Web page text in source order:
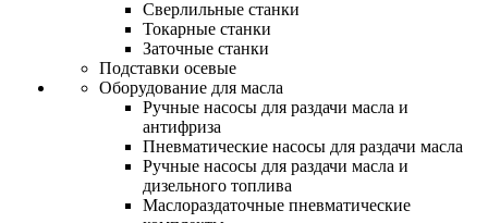
Сверлильные станки
Токарные станки
Заточные станки
Подставки осевые
Оборудование для масла
Ручные насосы для раздачи масла и
антифриза
Пневматические насосы для раздачи масла
Ручные насосы для раздачи масла и
дизельного топлива
Маслораздаточные пневматические